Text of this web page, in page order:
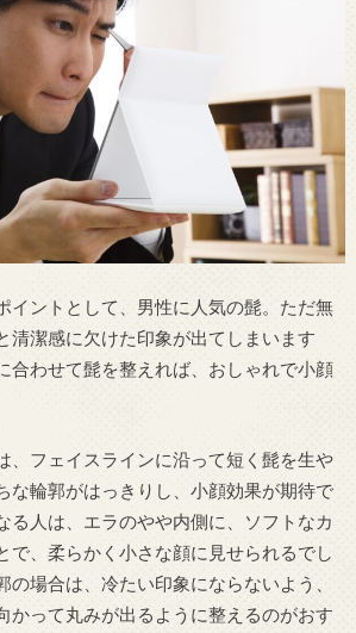
イントとして、男性に人気の髭。ただ無
清潔感に欠けた印象が出てしまいます
合わせて髭を整えれば、おしゃれで小顔
、フェイスラインに沿って短く髭を生や
な輪郭がはっきりし、小顔効果が期待で
る人は、エラのやや内側に、ソフトなカ
で、柔らかく小さな顔に見せられるでし
の場合は、冷たい印象にならないよう、
かって丸みが出るように整えるのがおす